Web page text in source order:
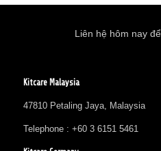
Liên hệ hôm nay
Kitcare Malaysia
47810 Petaling Jaya, Malaysia
Telephone : +60 3 6151 5461